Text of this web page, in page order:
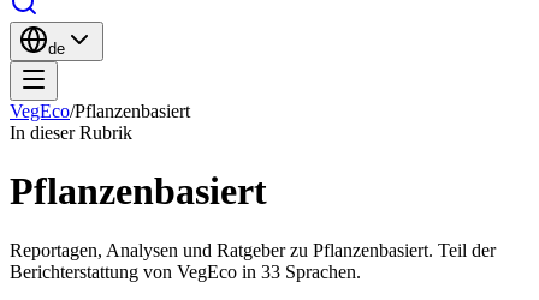
de
VegEco/Pflanzenbasiert
In dieser Rubrik
Pflanzenbasiert
Reportagen, Analysen und Ratgeber zu Pflanzenbasiert. Teil der
Berichterstattung von VegEco in 33 Sprachen.